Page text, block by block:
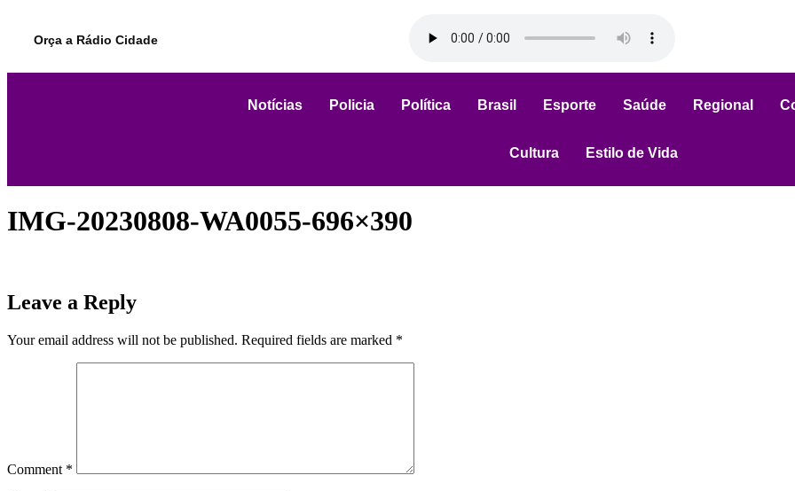
Orça a Rádio Cidade
Notícias Policia Política Brasil Esporte Saúde Regional
Cultura Estilo de Vida
IMG-20230808-WA0055-696×390
Leave a Reply
Your email address will not be published. Required fields are marked *
Comment *